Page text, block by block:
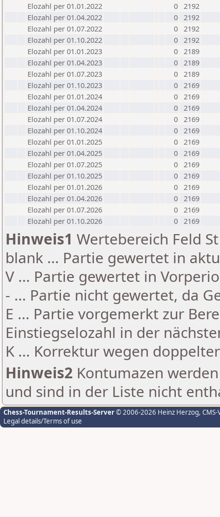
Elozahl per 01.01.2022
0 2192
Elozahl per 01.04.2022
0 2192
Elozahl per 01.07.2022
0 2192
Elozahl per 01.10.2022
0 2192
Elozahl per 01.01.2023
0 2189
Elozahl per 01.04.2023
0 2189
Elozahl per 01.07.2023
0 2189
Elozahl per 01.10.2023
0 2169
Elozahl per 01.01.2024
0 2169
Elozahl per 01.04.2024
0 2169
Elozahl per 01.07.2024
0 2169
Elozahl per 01.10.2024
0 2169
Elozahl per 01.01.2025
0 2169
Elozahl per 01.04.2025
0 2169
Elozahl per 01.07.2025
0 2169
Elozahl per 01.10.2025
0 2169
Elozahl per 01.01.2026
0 2169
Elozahl per 01.04.2026
0 2169
Elozahl per 01.07.2026
0 2169
Elozahl per 01.10.2026
0 2169
Hinweis1 Wertebereich Feld
blank ... Partie gewertet in
V ... Partie gewertet in
- ... Partie nicht gewertet, da
E ... Partie vorgemerkt zur
Einstiegselozahl in der
K ... Korrektur wegen
Hinweis2 Kontumazen
und sind in der Liste nicht
Chess-Tournament-Results-Server© 2006-2026 Heinz Herzog,
Legal details/Terms of use